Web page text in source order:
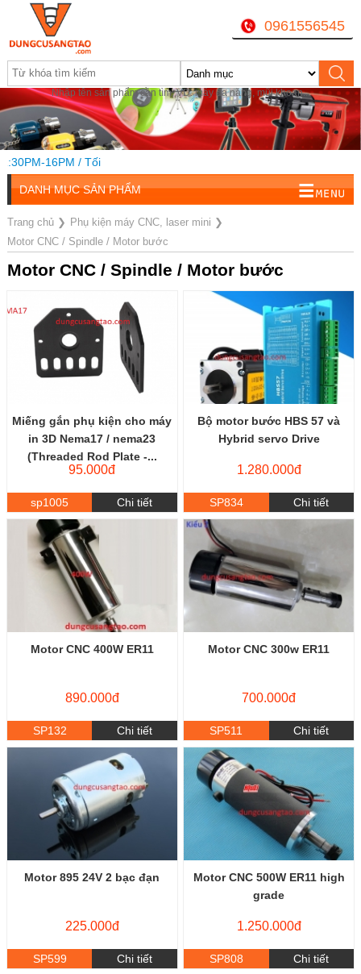
Nhập tên sản phẩm cần tìm, VD: máy đa năng, mũi khoan...
0961556545
16PM / Tối
DANH MỤC SẢN PHẨM
Trang chủ❯ Phụ kiện máy CNC, laser mini ❯
Motor CNC / Spindle / Motor bước
Motor CNC / Spindle / Motor bước
Miếng gắn phụ kiện cho máy
in 3D Nema17 / nema23
(Threaded Rod Plate -...
95.000đ
sp1005 Chi tiết
Bộ motor bước HBS 57 và
Hybrid servo Drive
1.280.000đ
SP834 Chi tiết
Motor CNC 400W ER11
890.000đ
SP132 Chi tiết
Motor CNC 300w ER11
700.000đ
SP511 Chi tiết
Motor 895 24V 2 bạc đạn
225.000đ
SP599 Chi tiết
Motor CNC 500W ER11 high
grade
1.250.000đ
SP808 Chi tiết